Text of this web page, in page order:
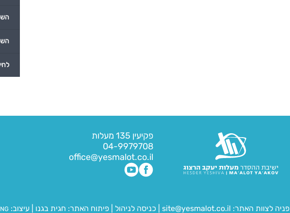
פקיעין 135 מעלות
04-9979708
office@yesmalot.co.il
פניה לצוות האתר: site@yesmalot.co.il כניסה לניהול פיתוח האתר: חגית בגנו עיצוב: